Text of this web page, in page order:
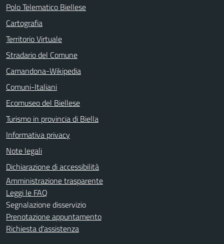
Polo Telematico Biellese
Cartografia
Territorio Virtuale
Stradario del Comune
Camandona-Wikipedia
Comuni-Italiani
Ecomuseo del Biellese
Turismo in provincia di Biella
Informativa privacy
Note legali
Dichiarazione di accessibilità
Amministrazione trasparente
Leggi le FAQ
Segnalazione disservizio
Prenotazione appuntamento
Richiesta d'assistenza